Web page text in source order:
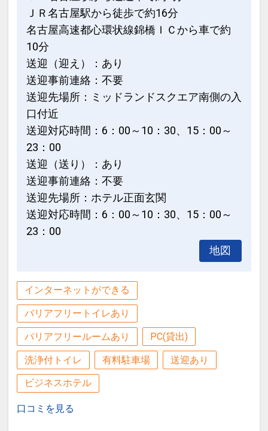
ＪＲ名古屋駅から徒歩で約16分
名古屋高速都心環状線錦橋ＩＣから車で約
10分
送迎（迎え）：あり
送迎事前連絡：不要
送迎先場所：ミッドランドスクエア南側の入
口付近
送迎対応時間：6：00～10：30、15：00～
23：00
送迎（送り）：あり
送迎事前連絡：不要
送迎先場所：ホテル正面玄関
送迎対応時間：6：00～10：30、15：00～
23：00
地図
インターネットができる
バリアフリートイレあり
バリアフリールームあり PC(貸出)
洗浄付トイレ 有料駐車場 送迎あり
ビジネスホテル
口コミを見る